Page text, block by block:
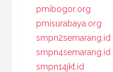
pmibogor.org
pmisurabaya.org
smpn2semarang.id
smpn4semarang.id
smpn14jkt.id